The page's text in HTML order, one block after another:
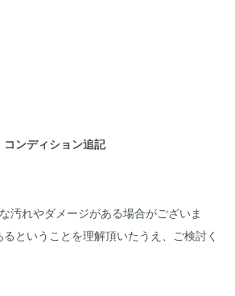
コンディション追記
汚れやダメージがある場合がございま
ということを理解頂いたうえ、ご検討く